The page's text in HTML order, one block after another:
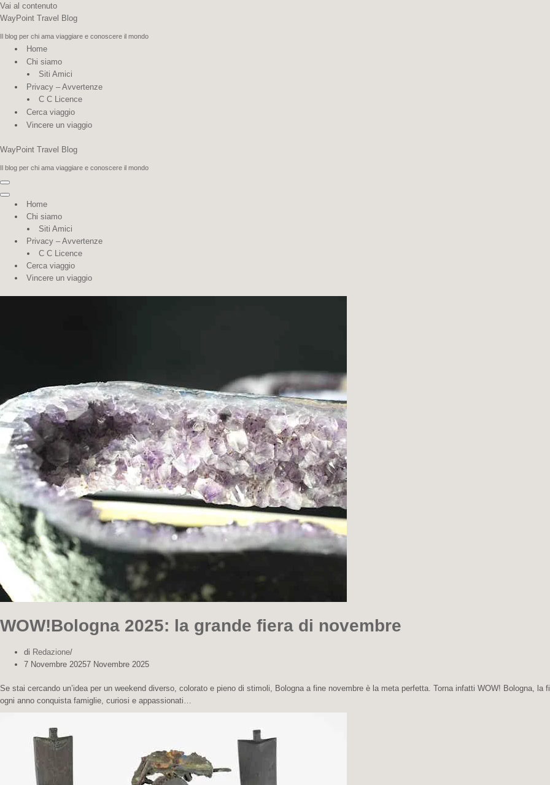
Vai al contenuto
WayPoint Travel Blog
Il blog per chi ama viaggiare e conoscere il mondo
Home
Chi siamo
Siti Amici
Privacy – Avvertenze
C C Licence
Cerca viaggio
Vincere un viaggio
WayPoint Travel Blog
Il blog per chi ama viaggiare e conoscere il mondo
Menu di navigazione
Menu di navigazione
Home
Chi siamo
Siti Amici
Privacy – Avvertenze
C C Licence
Cerca viaggio
Vincere un viaggio
WOW!Bologna 2025: la grande fiera di novembre
di Redazione
7 Novembre 20257 Novembre 2025
Se stai cercando un’idea per un weekend diverso, colorato e pieno di stimoli, Bologna a fine novembre è la meta perfetta. Torna infatti WOW! Bologna, la
ogni anno conquista famiglie, curiosi e appassionati…